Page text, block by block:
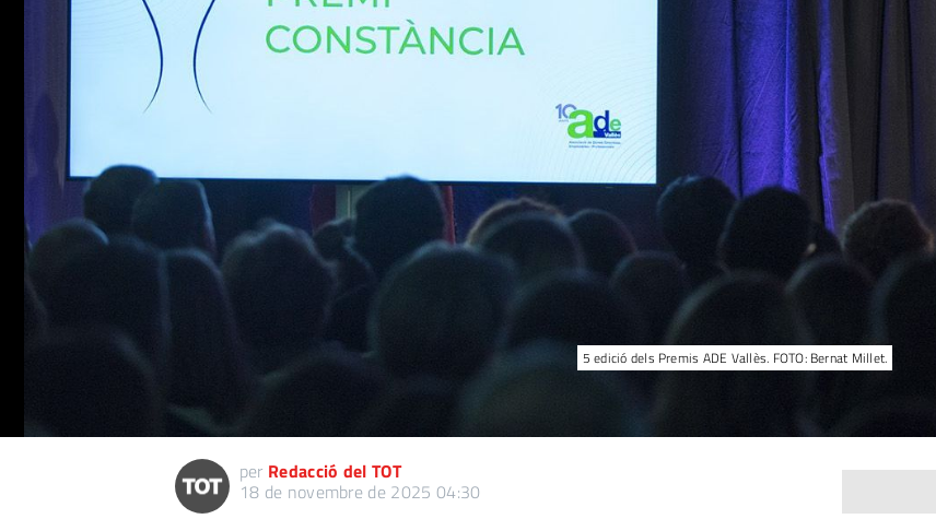
5 edició dels Premis ADE Vallès. FOTO: Bernat Millet.
per Redacció del TOT
18 de novembre de 2025 04:30